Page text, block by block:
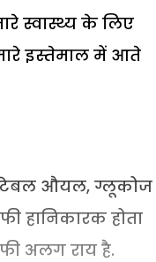
स्वास्थ्य के लिए
इस्तेमाल में आते
औयल, ग्लूकोज
हानिकारक होता
अलग राय है.